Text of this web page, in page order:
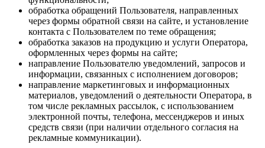
обработка обращений Пользователя, направленных
через формы обратной связи на сайте, и установление
контакта с Пользователем по теме обращения;
обработка заказов на продукцию и услуги Оператора,
оформленных через формы на сайте;
направление Пользователю уведомлений, запросов и
информации, связанных с исполнением договоров;
направление маркетинговых и информационных
материалов, уведомлений о деятельности Оператора, в
том числе рекламных рассылок, с использованием
электронной почты, телефона, мессенджеров и иных
средств связи (при наличии отдельного согласия на
рекламные коммуникации).